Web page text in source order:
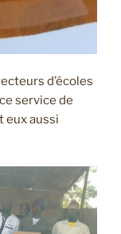
d’écoles
service de
eux aussi